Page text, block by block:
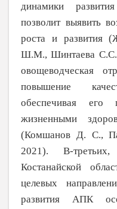
динамики
позволит выявить
роста и развития
Ш.М., Шинтаева
овощеводческая
повышение
обеспечивая его
жизненными
(Комшанов Д. С.,
2021). В-
Костанайской
целевых
развития АПК